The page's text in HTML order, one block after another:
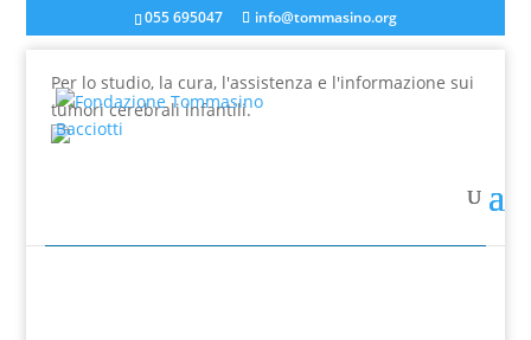
mail a info@tommasino.org o chiamare lo 055 695047
055 695047 info@tommasino.org
Per lo studio, la cura, l'assistenza e l'informazione sui
tumori cerebrali infantili.